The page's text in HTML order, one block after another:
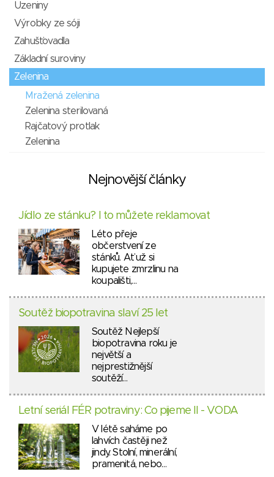
Uzeniny
Výrobky ze sóji
Zahušťovadla
Základní suroviny
Zelenina
Mražená zelenina
Zelenina sterilovaná
Rajčatový protlak
Zelenina
Nejnovější články
Jídlo ze stánku? I to můžete reklamovat
Léto přeje
občerstvení ze
stánků. Ať už si
kupujete zmrzlinu na
koupališti,…
Soutěž biopotravina slaví 25 let
Soutěž Nejlepší
biopotravina roku je
největší a
nejprestižnější
soutěží…
Letní seriál FÉR potraviny: Co pijeme II - VODA
V létě saháme po
lahvích častěji než
jindy. Stolní, minerální,
pramenitá, nebo…